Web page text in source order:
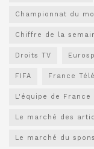
Championnat du
Chiffre de la
Droits TV
FIFA France
L'équipe de
Le marché des
Le marché du